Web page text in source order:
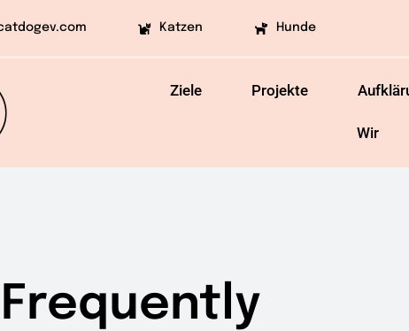
Katzen Hunde
Ziele Projekte
Wir
Frequently